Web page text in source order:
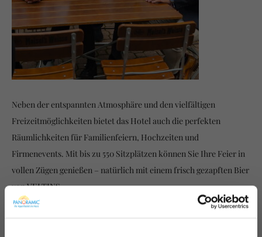
Neben der entspannten Atmosphäre und den vielfältigen
Freizeitmöglichkeiten bietet das Hotel auch die perfekten
Räumlichkeiten für Familienfeiern, Hochzeiten und
Firmenevents. Mit bis zu 550 Sitzplätzen können Sie Ihre Feier in
vollen Zügen genießen – natürlich mit einem frisch gezapften Bier
von VELTINS.